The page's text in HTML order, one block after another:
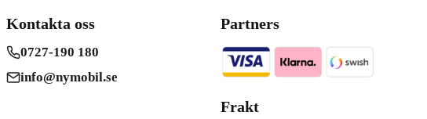
Kontakta oss
0727-190 180
info@nymobil.se
Partners
Frakt